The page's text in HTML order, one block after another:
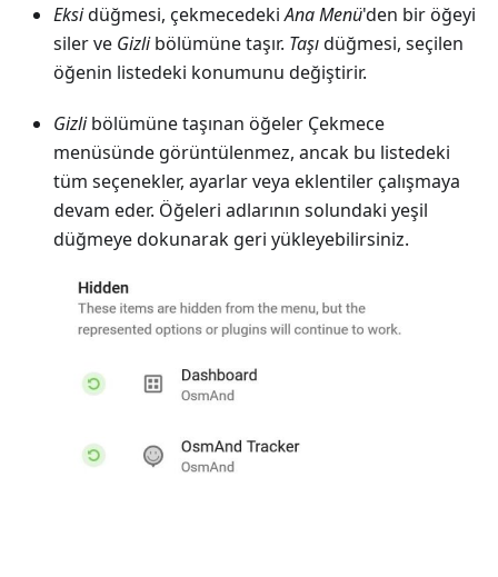
Eksidüğmesi, çekmecedekiAna Menü'den bir öğeyi
siler ve Gizlibölümüne taşır. Taşıdüğmesi, seçilen
öğenin listedeki konumunu değiştirir.
Gizlibölümüne taşınan öğeler Çekmece
menüsünde görüntülenmez, ancak bu listedeki
tüm seçenekler, ayarlar veya eklentiler çalışmaya
devam eder. Öğeleri adlarının solundaki yeşil
düğmeye dokunarak geri yükleyebilirsiniz.